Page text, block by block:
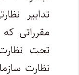
تدابیر
مقرراتی
تحت نظارت
نظارت